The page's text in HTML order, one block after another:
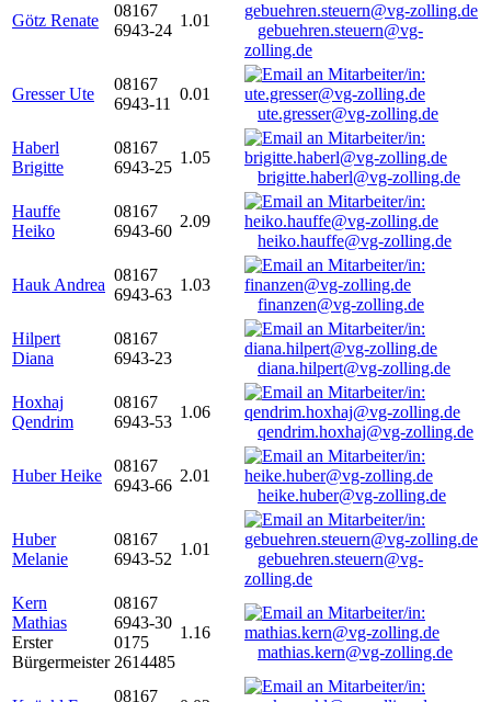
Götz Renate
08167
6943-24
1.01
gebuehren.steuern@vg-
zolling.de
Gresser Ute
08167
6943-11
0.01
ute.gresser@vg-zolling.de
Haberl
Brigitte
08167
6943-25
1.05
brigitte.haberl@vg-zolling.de
Hauffe
Heiko
08167
6943-60
2.09
heiko.hauffe@vg-zolling.de
Hauk Andrea
08167
6943-63
1.03
finanzen@vg-zolling.de
Hilpert
Diana
08167
6943-23
diana.hilpert@vg-zolling.de
Hoxhaj
Qendrim
08167
6943-53
1.06
qendrim.hoxhaj@vg-zolling.de
Huber Heike
08167
6943-66
2.01
heike.huber@vg-zolling.de
Huber
Melanie
08167
6943-52
1.01
gebuehren.steuern@vg-
zolling.de
Kern
Mathias
Erster
Bürgermeister
08167
6943-30
0175
2614485
1.16
mathias.kern@vg-zolling.de
08167